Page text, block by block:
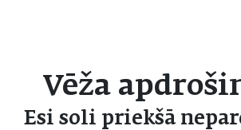
Vēža
Esi soli priekšā